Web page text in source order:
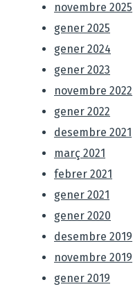
novembre 2025
gener 2025
gener 2024
gener 2023
novembre 2022
gener 2022
desembre 2021
març 2021
febrer 2021
gener 2021
gener 2020
desembre 2019
novembre 2019
gener 2019